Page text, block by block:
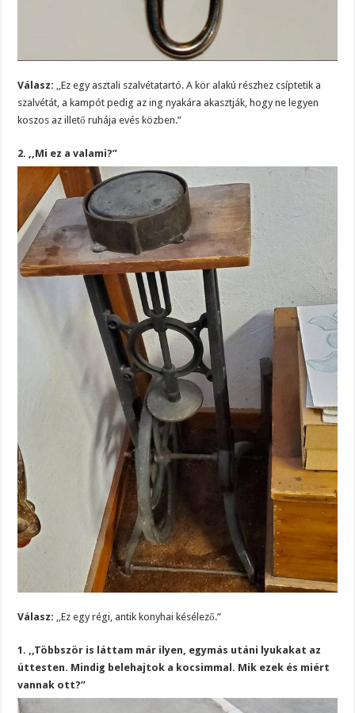
Válasz: ,,Ez egy asztali szalvétatartó. A kör alakú részhez csíptetik a
szalvétát, a kampót pedig az ing nyakára akasztják, hogy ne legyen
koszos az illető ruhája evés közben.”
2. ,,Mi ez a valami?”
Válasz: ,,Ez egy régi, antik konyhai késélező.”
1. ,,Többször is láttam már ilyen, egymás utáni lyukakat az
úttesten. Mindig belehajtok a kocsimmal. Mik ezek és miért
vannak ott?”